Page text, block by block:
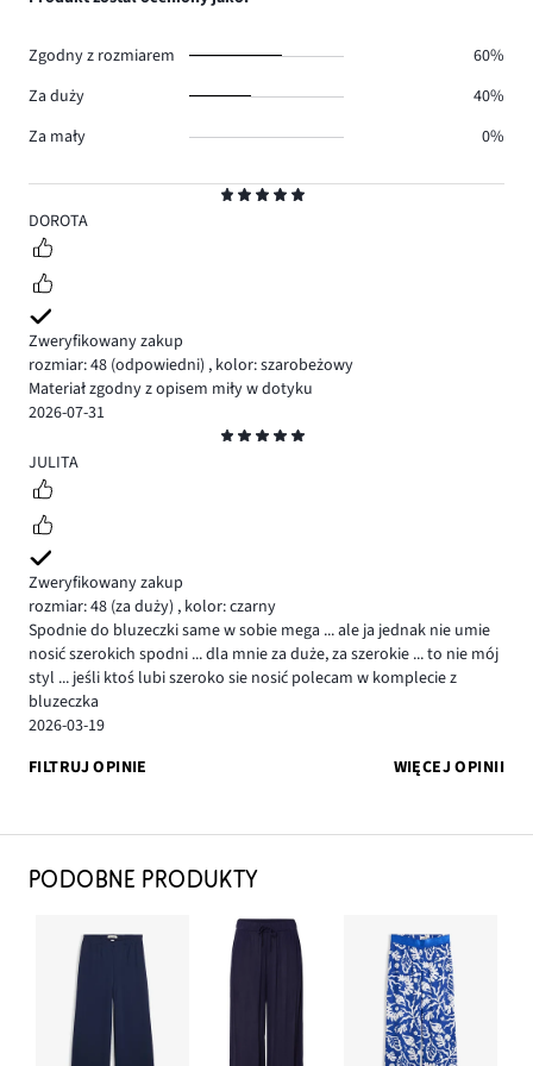
5
DOROTA
Zweryfikowany zakup
rozmiar: 48 (odpowiedni) , kolor: szarobeżowy
Materiał zgodny z opisem miły w dotyku
2026-07-31
5
JULITA
Zweryfikowany zakup
rozmiar: 48 (za duży) , kolor: czarny
Spodnie do bluzeczki same w sobie mega ... ale ja jednak nie umie
nosić szerokich spodni ... dla mnie za duże, za szerokie ... to nie mój
styl ... jeśli ktoś lubi szeroko sie nosić polecam w komplecie z
bluzeczka
2026-03-19
FILTRUJ OPINIE
WIĘCEJ OPINII
Zgodny z rozmiarem
60%
Za duży
40%
Za mały
0%
PODOBNE PRODUKTY